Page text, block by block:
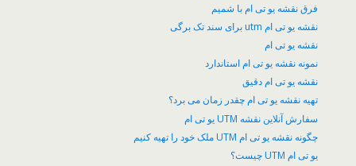
فرق نقشه یو تی ام با شمیم
نقشه یو تی ام utm برای سند تک برگی
نقشه یو تی ام
نمونه نقشه یو تی ام استاندارد
نقشه یو تی ام دقیق
تهیه نقشه یو تی ام چقدر زمان می برد؟
سفارش آنلاین نقشه UTM یو تی ام
چگونه نقشه یو تی ام UTM ملک خود را تهیه کنیم
یو تی ام UTM چیست؟